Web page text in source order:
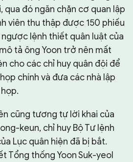
qua đó ngăn chặn cơ quan lập
viên thu thập được 150 phiếu
lệnh thiết quân luật của
tả ông Yoon trở nên mất
cho các chỉ huy quân đội để
chính và đưa các nhà lập
cũng tương tự lời khai của
keun, chỉ huy Bộ Tư lệnh
Lục quân hiện đã bị bắt.
Tổng thống Yoon Suk-yeol